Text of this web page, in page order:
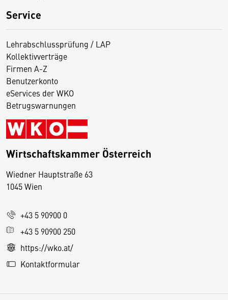
Service
Lehrabschlussprüfung / LAP
Kollektivverträge
Firmen A-Z
Benutzerkonto
eServices der WKO
Betrugswarnungen
Wirtschaftskammer Österreich
Wiedner Hauptstraße 63
1045 Wien
+43 5 90900 0
+43 5 90900 250
https://wko.at/
Kontaktformular
D
s
e
S
e